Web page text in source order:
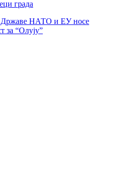
града
Државе НАТО и ЕУ носе
за “Олују”